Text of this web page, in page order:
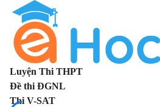
Luyện Thi THPT
Đề thi ĐGNL
Thi V-SAT